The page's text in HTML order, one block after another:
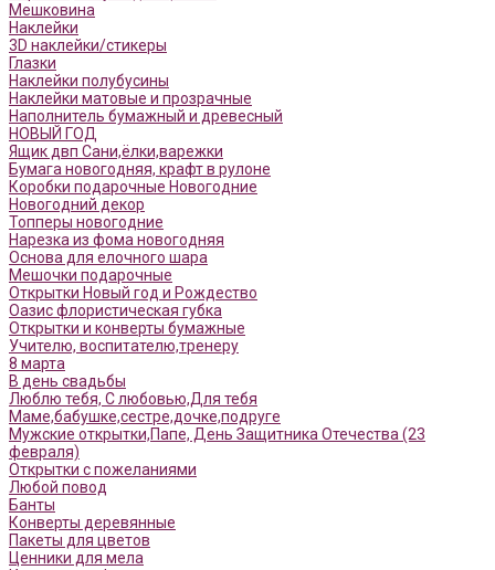
Мешковина
Наклейки
3D наклейки/стикеры
Глазки
Наклейки полубусины
Наклейки матовые и прозрачные
Наполнитель бумажный и древесный
НОВЫЙ ГОД
Ящик двп Сани,ёлки,варежки
Бумага новогодняя, крафт в рулоне
Коробки подарочные Новогодние
Новогодний декор
Топперы новогодние
Нарезка из фома новогодняя
Основа для елочного шара
Мешочки подарочные
Открытки Новый год и Рождество
Оазис флористическая губка
Открытки и конверты бумажные
Учителю, воспитателю,тренеру
8 марта
В день свадьбы
Люблю тебя, С любовью,Для тебя
Маме,бабушке,сестре,дочке,подруге
Мужские открытки,Папе, День Защитника Отечества (23
февраля)
Открытки с пожеланиями
Любой повод
Банты
Конверты деревянные
Пакеты для цветов
Ценники для мела